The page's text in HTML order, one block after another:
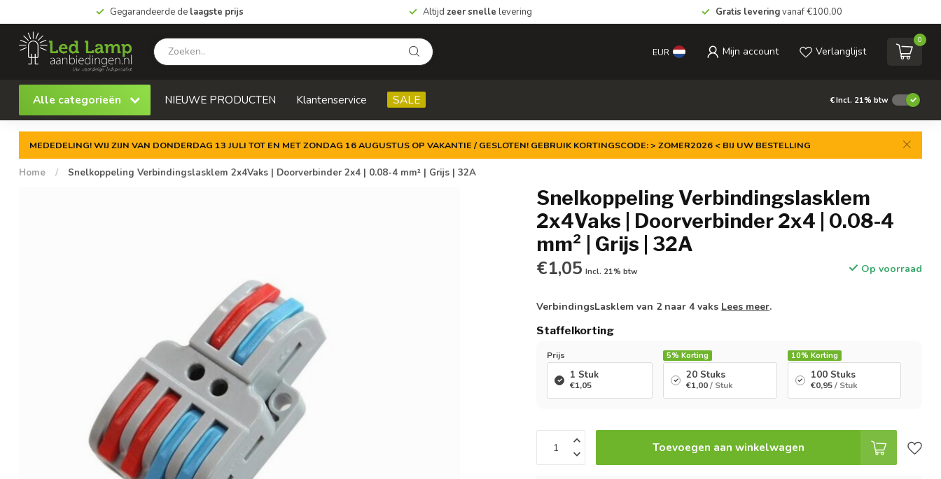
Gegarandeerde de laagste prijs Altijd zeer snelle levering Gratis leveringvanaf €100,00
EUR Mijn account Verlanglijst
0
Alle categorieën NIEUWE PRODUCTEN Klantenservice SALE €Incl. 21% btw
MEDEDELING! WIJ ZIJN VAN DONDERDAG 13 JULI TOT EN MET ZONDAG 16 AUGUSTUS OP VAKANTIE / GESLOTEN! GEBRUIK KORTINGSCODE: > ZOMER2026 < BIJ UW BESTELLING
Home / Snelkoppeling Verbindingslasklem 2x4Vaks | Doorverbinder 2x4 | 0.08-4 mm² | Grijs | 32A
Snelkoppeling Verbindingslasklem
2x4Vaks | Doorverbinder 2x4 | 0.08-4
mm² | Grijs | 32A
€1,05 Incl. 21% btw Op voorraad
VerbindingsLasklem van 2 naar 4 vaks Lees meer.
Staffelkorting
Prijs
1 Stuk
€1,05
5% Korting
20 Stuks
€1,00 / Stuk
10% Korting
100 Stuks
€0,95 / Stuk
Toevoegen aan winkelwagen